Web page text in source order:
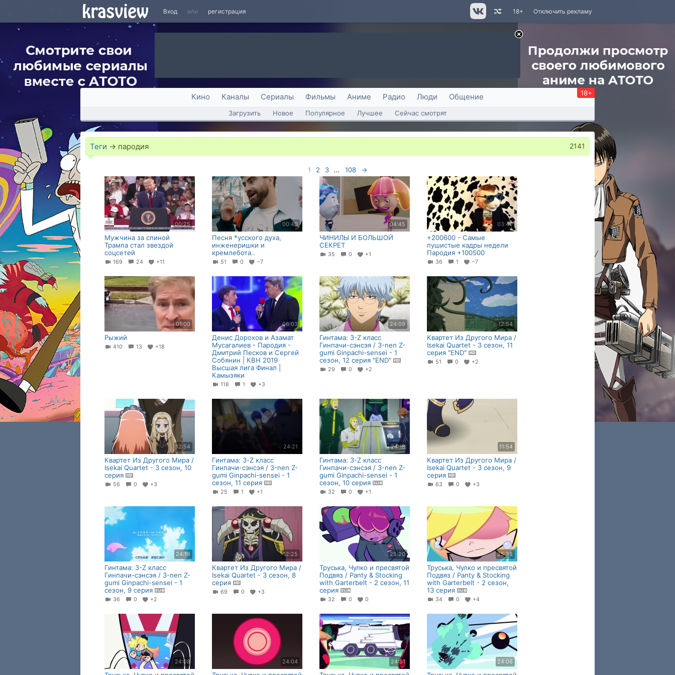
Вход или регистрация Отключить рекламу
18+
Кино Каналы Сериалы Фильмы Аниме Радио Люди Общение 18+
Загрузить Новое Популярное Лучшее Сейчас смотрят
Теги → пародия 2141
1 2 3 ... 108 →
00:25
Мужчина за спиной
Трампа стал звездой
соцсетей
169 24 +11
00:40
Песня *усского духа,
инженеришки и
кремлебота..
51 0 −7
04:45
ЧИНИЛЫ И БОЛЬШОЙ
СЕКРЕТ
35 0 +1
03:40
+200600 - Самые
пушистые кадры недели
Пародия +100500
36 1 −7
01:00
Рыжий
410 13 +18
06:03
Денис Дорохов и Азамат
Мусагалиев - Пародия -
Дмитрий Песков и Сергей
Собянин | КВН 2019
Высшая лига Финал |
Камызяки
118 1 +3
24:09
Гинтама: 3-Z класс
Гинпачи-сэнсэя / 3-nen Z-
gumi Ginpachi-sensei - 1
сезон, 12 серия "END"
29 0 +2
12:54
Квартет Из Другого Мира /
Isekai Quartet - 3 сезон, 11
серия "END"
51 0 +2
12:54
Квартет Из Другого Мира /
Isekai Quartet - 3 сезон, 10
серия
56 0 +3
24:21
Гинтама: 3-Z класс
Гинпачи-сэнсэя / 3-nen Z-
gumi Ginpachi-sensei - 1
сезон, 11 серия
25 1 +1
24:18
Гинтама: 3-Z класс
Гинпачи-сэнсэя / 3-nen Z-
gumi Ginpachi-sensei - 1
сезон, 10 серия
32 0 +1
11:54
Квартет Из Другого Мира /
Isekai Quartet - 3 сезон, 9
серия
63 0 +3
24:19
Гинтама: 3-Z класс
Гинпачи-сэнсэя / 3-nen Z-
gumi Ginpachi-sensei - 1
сезон, 9 серия
36 0 +2
12:25
Квартет Из Другого Мира /
Isekai Quartet - 3 сезон, 8
серия
69 0 +3
25:20
Труська, Чулко и пресвятой
Подвяз / Panty & Stocking
with Garterbelt - 2 сезон, 11
серия
32 0 0
25:38
Труська, Чулко и пресвятой
Подвяз / Panty & Stocking
with Garterbelt - 2 сезон,
13 серия
34 0 +4
24:08 24:04 24:51 24:06